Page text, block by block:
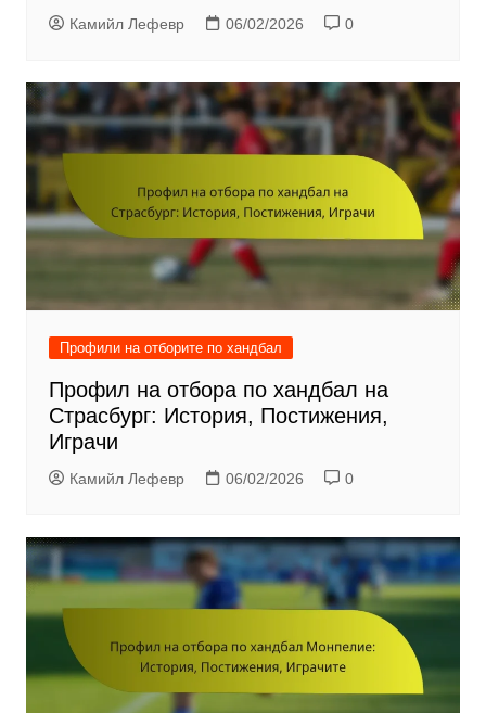
Камийл Лефевр 06/02/2026 0
Профили на отборите по хандбал
Профил на отбора по хандбал на
Страсбург: История, Постижения,
Играчи
Камийл Лефевр 06/02/2026 0